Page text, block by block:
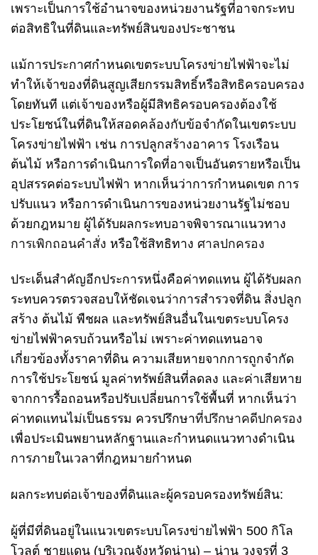
เพราะเป็นการใช้อำนาจของหน่วยงานรัฐที่อาจกระทบ
ต่อสิทธิในที่ดินและทรัพย์สินของประชาชน
แม้การประกาศกำหนดเขตระบบโครงข่ายไฟฟ้าจะไม่
ทำให้เจ้าของที่ดินสูญเสียกรรมสิทธิ์หรือสิทธิครอบครอง
โดยทันที แต่เจ้าของหรือผู้มีสิทธิครอบครองต้องใช้
ประโยชน์ในที่ดินให้สอดคล้องกับข้อจำกัดในเขตระบบ
โครงข่ายไฟฟ้า เช่น การปลูกสร้างอาคาร โรงเรือน
ต้นไม้ หรือการดำเนินการใดที่อาจเป็นอันตรายหรือเป็น
อุปสรรคต่อระบบไฟฟ้า หากเห็นว่าการกำหนดเขต การ
ปรับแนว หรือการดำเนินการของหน่วยงานรัฐไม่ชอบ
ด้วยกฎหมาย ผู้ได้รับผลกระทบอาจพิจารณาแนวทาง
การเพิกถอนคำสั่ง หรือใช้สิทธิทาง ศาลปกครอง
ประเด็นสำคัญอีกประการหนึ่งคือค่าทดแทน ผู้ได้รับผลก
ระทบควรตรวจสอบให้ชัดเจนว่าการสำรวจที่ดิน สิ่งปลูก
สร้าง ต้นไม้ พืชผล และทรัพย์สินอื่นในเขตระบบโครง
ข่ายไฟฟ้าครบถ้วนหรือไม่ เพราะค่าทดแทนอาจ
เกี่ยวข้องทั้งราคาที่ดิน ความเสียหายจากการถูกจำกัด
การใช้ประโยชน์ มูลค่าทรัพย์สินที่ลดลง และค่าเสียหาย
จากการรื้อถอนหรือปรับเปลี่ยนการใช้พื้นที่ หากเห็นว่า
ค่าทดแทนไม่เป็นธรรม ควรปรึกษาที่ปรึกษาคดีปกครอง
เพื่อประเมินพยานหลักฐานและกำหนดแนวทางดำเนิน
การภายในเวลาที่กฎหมายกำหนด
ผลกระทบต่อเจ้าของที่ดินและผู้ครอบครองทรัพย์สิน:
ผู้ที่มีที่ดินอยู่ในแนวเขตระบบโครงข่ายไฟฟ้า 500 กิโล
โวลต์ ชายแดน (บริเวณจังหวัดน่าน) – น่าน วงจรที่ 3